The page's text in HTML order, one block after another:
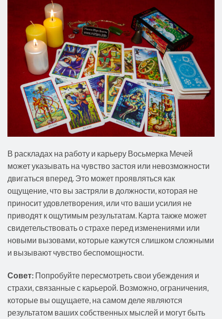
В раскладах на работу и карьеру Восьмерка Мечей
может указывать на чувство застоя или невозможности
двигаться вперед. Это может проявляться как
ощущение, что вы застряли в должности, которая не
приносит удовлетворения, или что ваши усилия не
приводят к ощутимым результатам. Карта также может
свидетельствовать о страхе перед изменениями или
новыми вызовами, которые кажутся слишком сложными
и вызывают чувство беспомощности.
Совет: Попробуйте пересмотреть свои убеждения и
страхи, связанные с карьерой. Возможно, ограничения,
которые вы ощущаете, на самом деле являются
результатом ваших собственных мыслей и могут быть